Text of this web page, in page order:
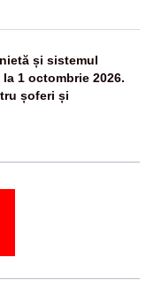
și sistemul
1 octombrie 2026.
șoferi și